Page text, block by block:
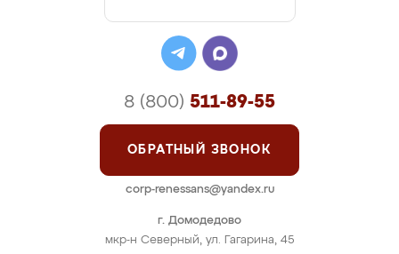
г. Домодедово
мкр-н Северный, ул. Гагарина, 45
8 (800) 511-89-55
ОБРАТНЫЙ ЗВОНОК
corp-renessans@yandex.ru